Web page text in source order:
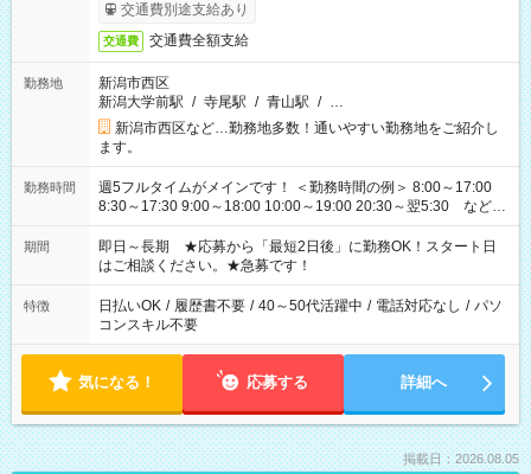
交通費別途支給あり
交通費 交通費全額支給
勤務地
新潟市西区
新潟大学前駅 / 寺尾駅 / 青山駅 / …
新潟市西区など…勤務地多数！通いやすい勤務地をご紹介し
ます。
勤務時間
週5フルタイムがメインです！ ＜勤務時間の例＞ 8:00～17:00
8:30～17:30 9:00～18:00 10:00～19:00 20:30～翌5:30 など ★
その他にも勤務時間多数！ 日勤のみ、残業なし、交替制など
ご希望を教えてください！
期間
即日～長期 ★応募から「最短2日後」に勤務OK！スタート日
はご相談ください。★急募です！
特徴 日払いOK / 履歴書不要 / 40～50代活躍中 / 電話対応なし / パソ
コンスキル不要
気になる！ 応募する 詳細へ
掲載日：2026.08.05